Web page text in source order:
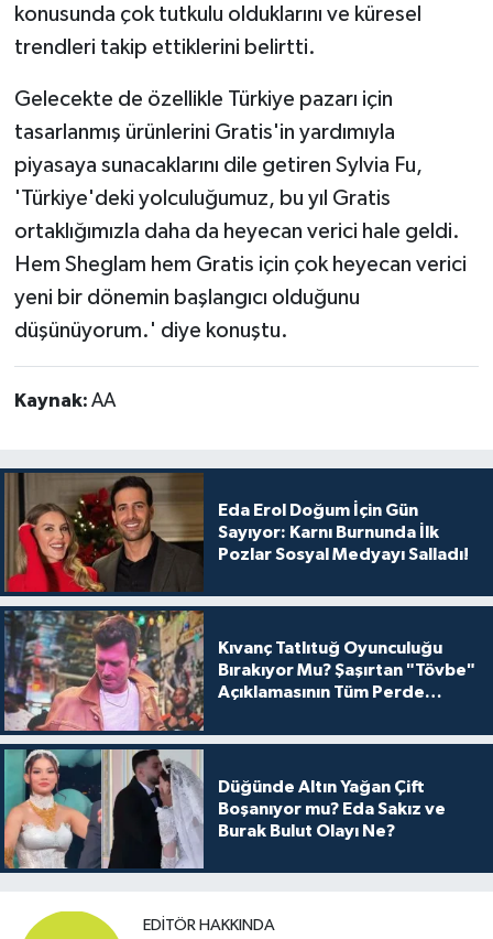
konusunda çok tutkulu olduklarını ve küresel
trendleri takip ettiklerini belirtti.
Gelecekte de özellikle Türkiye pazarı için
tasarlanmış ürünlerini Gratis'in yardımıyla
piyasaya sunacaklarını dile getiren Sylvia Fu,
'Türkiye'deki yolculuğumuz, bu yıl Gratis
ortaklığımızla daha da heyecan verici hale geldi.
Hem Sheglam hem Gratis için çok heyecan verici
yeni bir dönemin başlangıcı olduğunu
düşünüyorum.' diye konuştu.
Kaynak: AA
Eda Erol Doğum İçin Gün
Sayıyor: Karnı Burnunda İlk
Pozlar Sosyal Medyayı Salladı!
Kıvanç Tatlıtuğ Oyunculuğu
Bırakıyor Mu? Şaşırtan "Tövbe"
Açıklamasının Tüm Perde
Düğünde Altın Yağan Çift
Boşanıyor mu? Eda Sakız ve
Burak Bulut Olayı Ne?
EDITÖR HAKKINDA